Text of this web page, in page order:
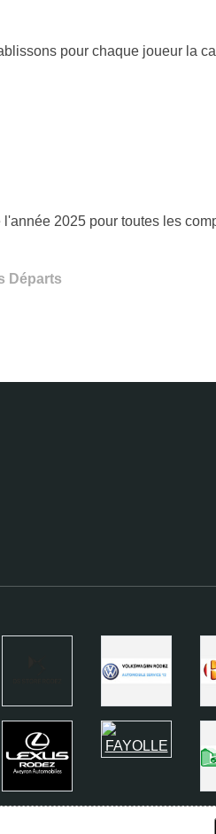
pour chaque joueur la
l'année 2025 pour toutes les
Départs